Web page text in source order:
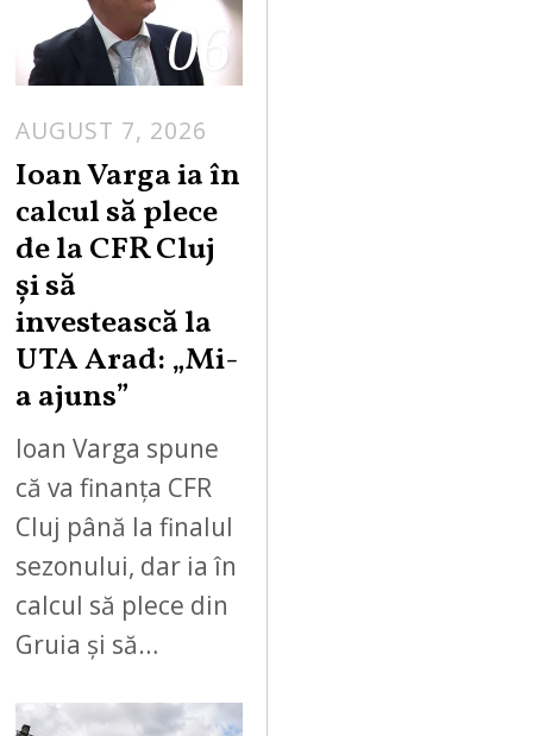
06
AUGUST 7, 2026
Ioan Varga ia în
calcul să plece
de la CFR Cluj
și să
investească la
UTA Arad: „Mi-
a ajuns”
Ioan Varga spune
că va finanța CFR
Cluj până la finalul
sezonului, dar ia în
calcul să plece din
Gruia și să…